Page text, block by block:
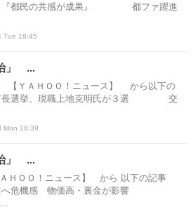
民の共感が成果』 都ファ躍進
Tue 18:45
」 ...
【ＹＡＨＯＯ！ニュース】 から以下の
選挙、現職上地克明氏が３選 交
Mon 18:39
」 ...
ＨＯＯ！ニュース】 から 以下の記事
危機感 物価高・裏金が影響